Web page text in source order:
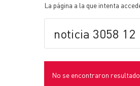
La página a la que intenta
No se encontraron